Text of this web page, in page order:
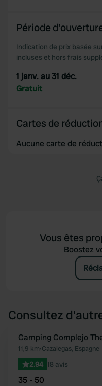
Période
Indication de prix basée
incluses et hors frais
1 janv. au 31 déc.
Gratuit
Cartes de
Aucune carte de
Vous êtes
Boostez
Consultez
Camping Complejo
11,9 km•Cazalegas, Espagne
2.94 18 avis
35 - 50